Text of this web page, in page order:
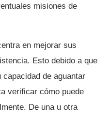
misiones de
en mejorar sus
Esto debido a que
de aguantar
verificar cómo puede
De una u otra